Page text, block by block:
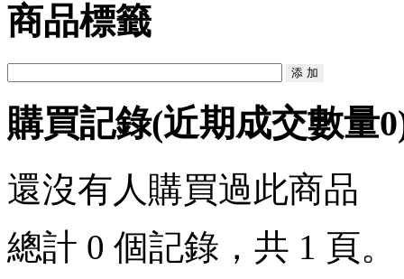
商品標籤
購買記錄(近期成交數量0
還沒有人購買過此商品
總計 0 個記錄，共 1 頁。